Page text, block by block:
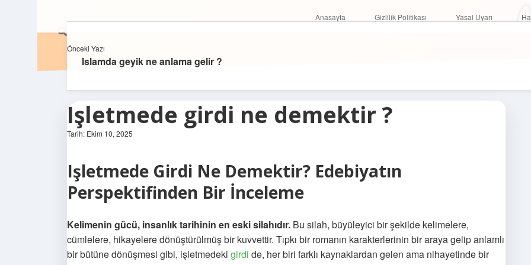
Anasayfa Gizlilik Politikası Yasal Uyarı
Işletmede girdi ne demektir ?
Tarih: Ekim 10, 2025
Işletmede Girdi Ne Demektir? Edebiyatın
Perspektifinden Bir İnceleme
Kelimenin gücü, insanlık tarihinin en eski silahıdır. Bu silah, büyüleyici bir şekilde kelimelere,
cümlelere, hikayelere dönüştürülmüş bir kuvvettir. Tıpkı bir romanın karakterlerinin bir araya gelip anlamlı
bir bütüne dönüşmesi gibi, işletmedeki girdi de, her biri farklı kaynaklardan gelen ama nihayetinde bir
Önceki Yazı
Islamda geyik ne anlama gelir ?
Anasayfa Gizlilik Politikası Yasal Uyarı